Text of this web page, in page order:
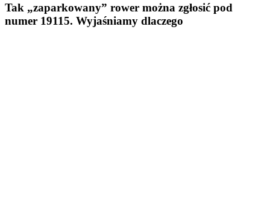
Tak „zaparkowany” rower można zgłosić pod
numer 19115. Wyjaśniamy dlaczego